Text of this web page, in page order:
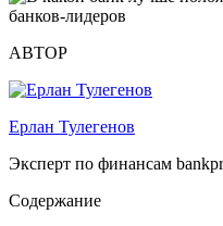
АВТОР
Ерлан Тулегенов
Эксперт по финансам
Содержание